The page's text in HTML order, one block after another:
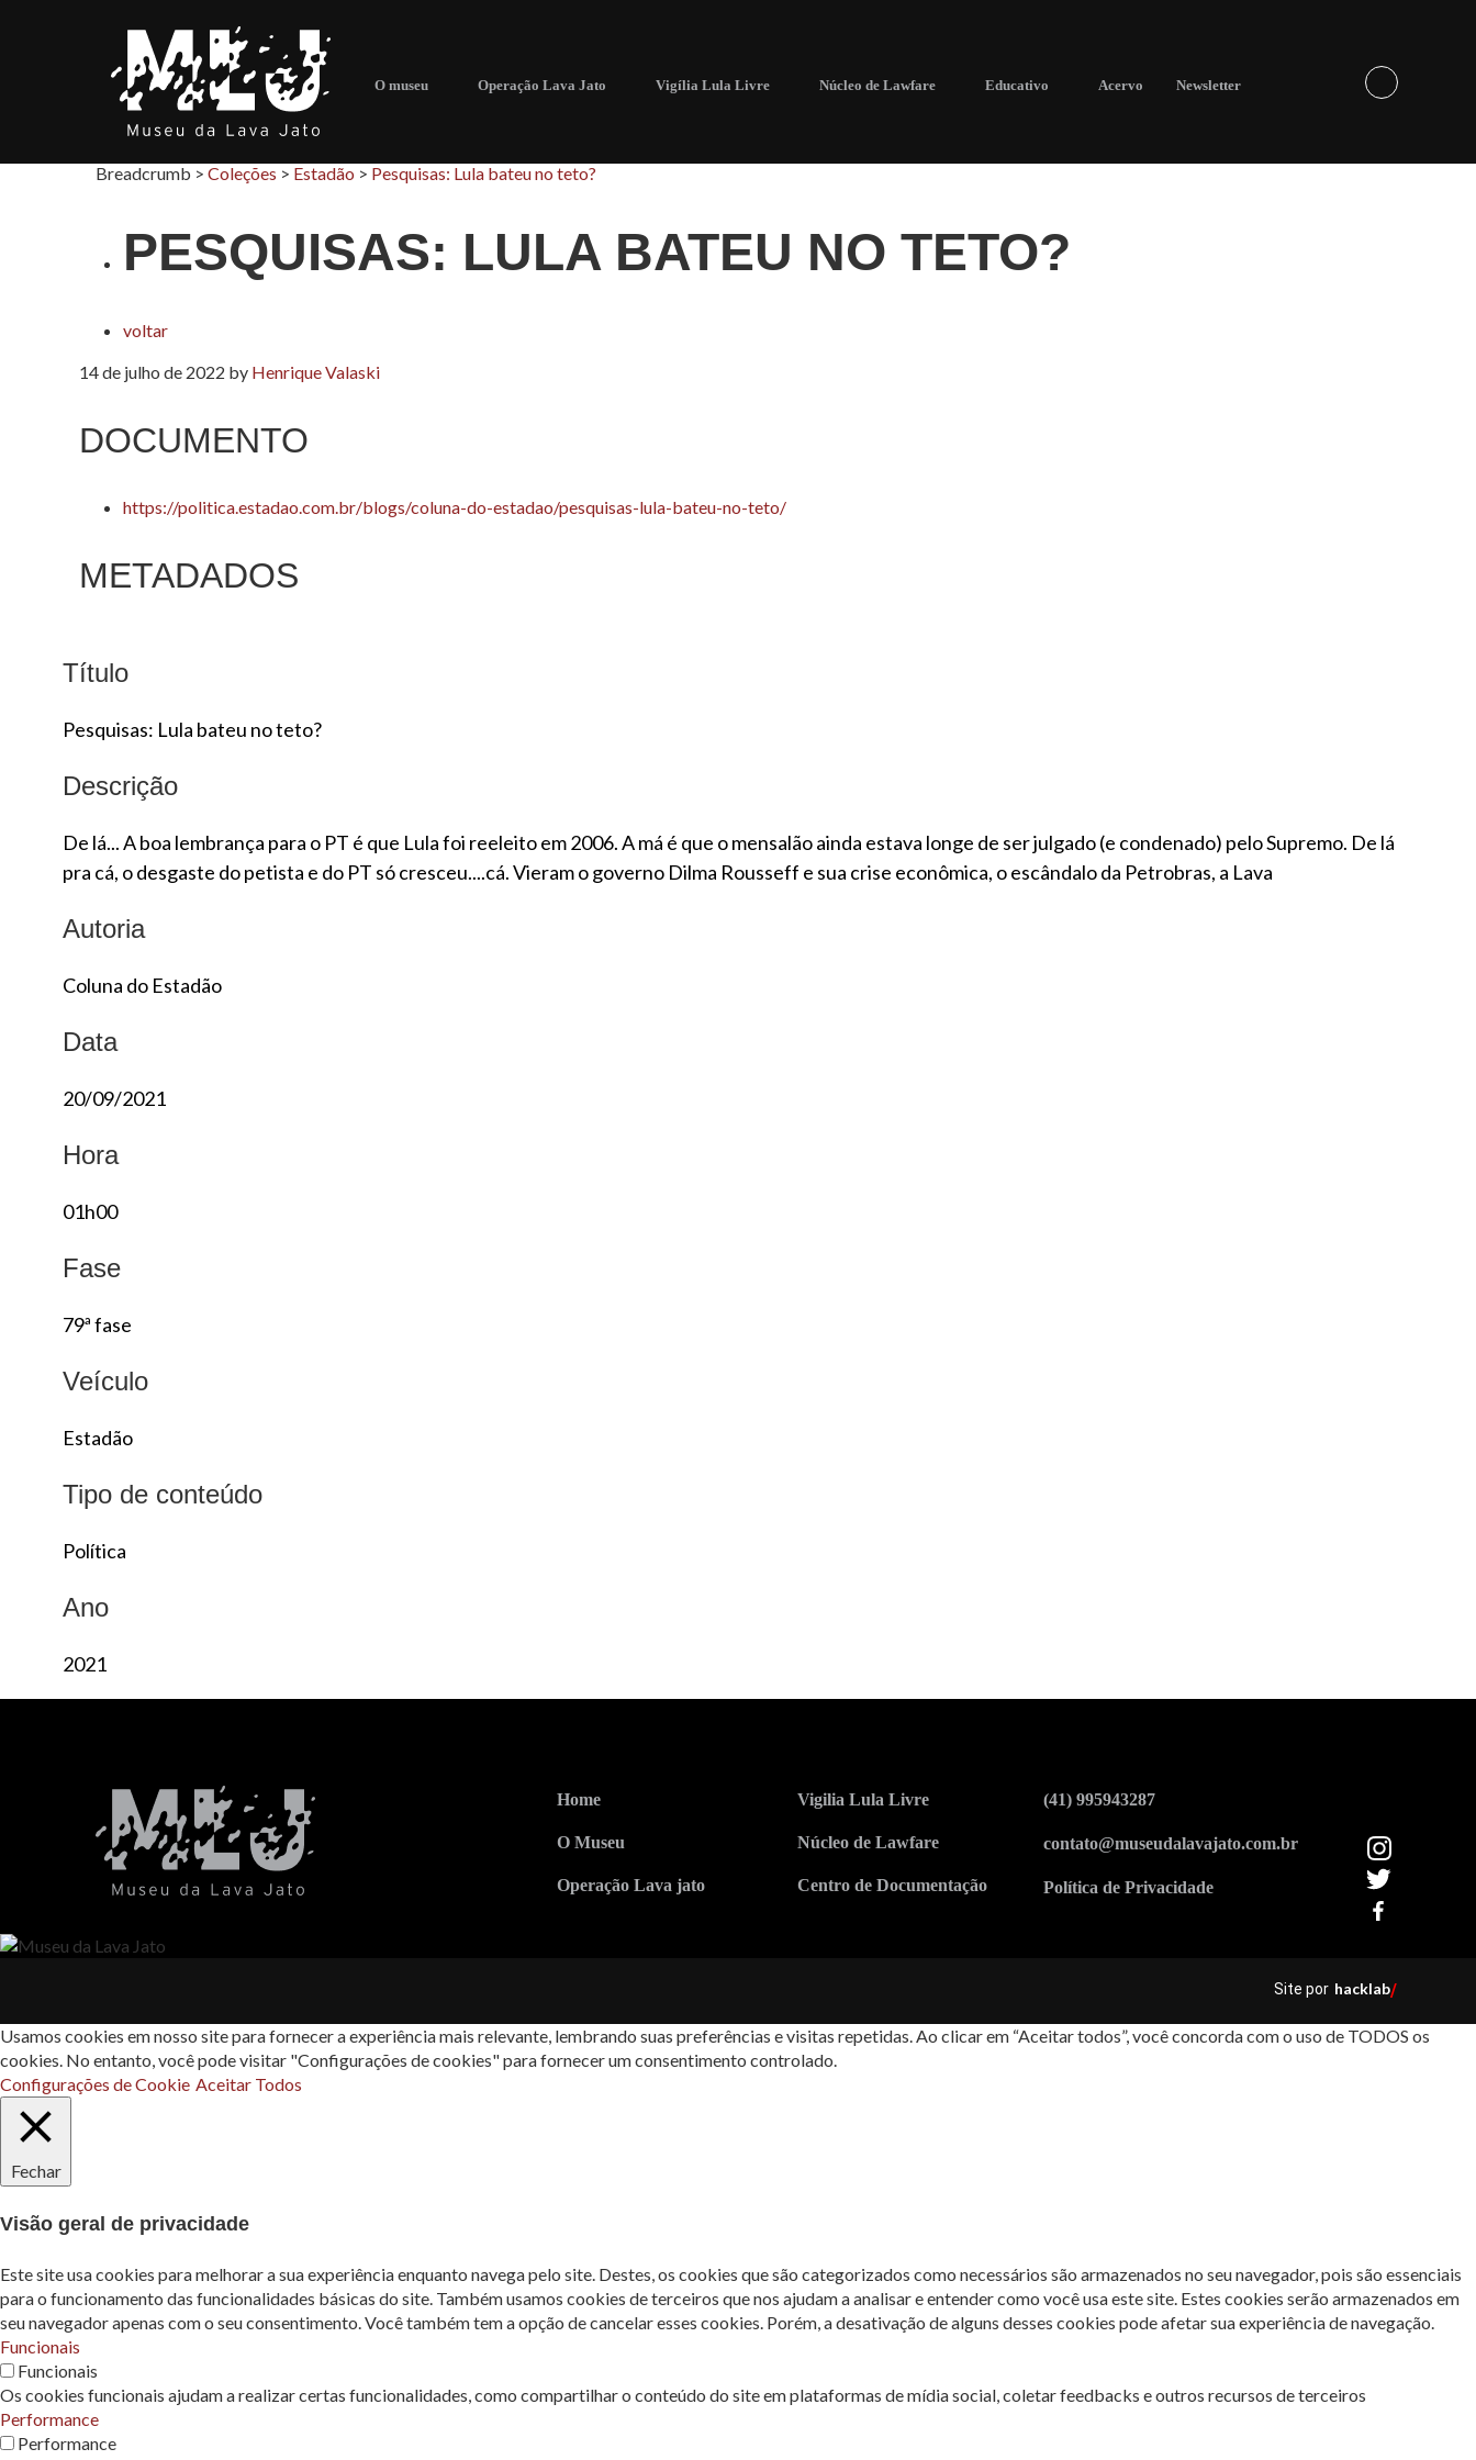
O museu Operação Lava Jato Vigília Lula Livre Núcleo de Lawfare Educativo Acervo Newsletter
Breadcrumb > Coleções > Estadão > Pesquisas: Lula bateu no teto?
PESQUISAS: LULA BATEU NO TETO?
voltar
14 de julho de 2022 by Henrique Valaski
DOCUMENTO
https://politica.estadao.com.br/blogs/coluna-do-estadao/pesquisas-lula-bateu-no-teto/
METADADOS
Título
Pesquisas: Lula bateu no teto?
Descrição
De lá... A boa lembrança para o PT é que Lula foi reeleito em 2006. A má é que o mensalão ainda estava longe de ser julgado (e condenado) pelo Supremo. De lá
pra cá, o desgaste do petista e do PT só cresceu....cá. Vieram o governo Dilma Rousseff e sua crise econômica, o escândalo da Petrobras, a Lava
Autoria
Coluna do Estadão
Data
20/09/2021
Hora
01h00
Fase
79ª fase
Veículo
Estadão
Tipo de conteúdo
Política
Ano
2021
Home
O Museu
Operação Lava jato
Vigilia Lula Livre
Núcleo de Lawfare
Centro de Documentação
(41) 995943287
contato@museudalavajato.com.br
Política de Privacidade
Site por hacklab/
Usamos cookies em nosso site para fornecer a experiência mais relevante, lembrando suas preferências e visitas repetidas. Ao clicar em “Aceitar todos”, você concorda com o uso de TODOS os
cookies. No entanto, você pode visitar "Configurações de cookies" para fornecer um consentimento controlado.
Configurações de Cookie Aceitar Todos
Fechar
Visão geral de privacidade
Este site usa cookies para melhorar a sua experiência enquanto navega pelo site. Destes, os cookies que são categorizados como necessários são armazenados no seu navegador, pois são essenciais
para o funcionamento das funcionalidades básicas do site. Também usamos cookies de terceiros que nos ajudam a analisar e entender como você usa este site. Estes cookies serão armazenados em
seu navegador apenas com o seu consentimento. Você também tem a opção de cancelar esses cookies. Porém, a desativação de alguns desses cookies pode afetar sua experiência de navegação.
Funcionais
Funcionais
Os cookies funcionais ajudam a realizar certas funcionalidades, como compartilhar o conteúdo do site em plataformas de mídia social, coletar feedbacks e outros recursos de terceiros
Performance
Performance